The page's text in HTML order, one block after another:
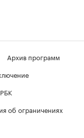
Архив программ
об ограничениях